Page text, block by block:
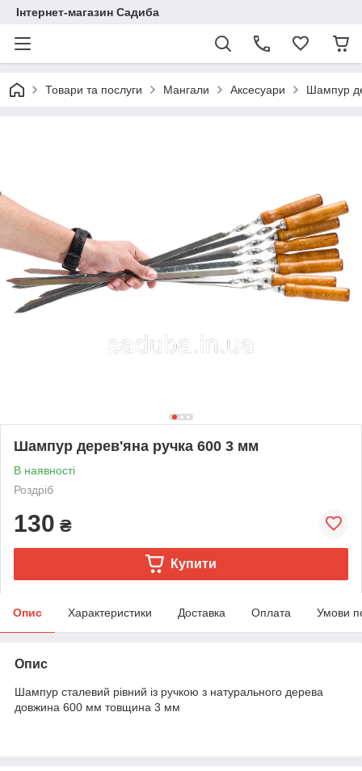
Інтернет-магазин Садиба
Товари та послуги Мангали Аксесуари Шампур
Шампур дерев'яна ручка 600 3 мм
В наявності
Роздріб
130 ₴
Купити
Опис Характеристики Доставка Оплата Умови
Опис
Шампур сталевий рівний із ручкою з натурального дерева
довжина 600 мм товщина 3 мм